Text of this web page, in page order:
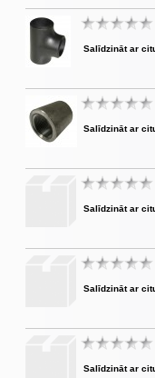
Salīdzināt ar
Salīdzināt ar
Salīdzināt ar
Salīdzināt ar
Salīdzināt ar